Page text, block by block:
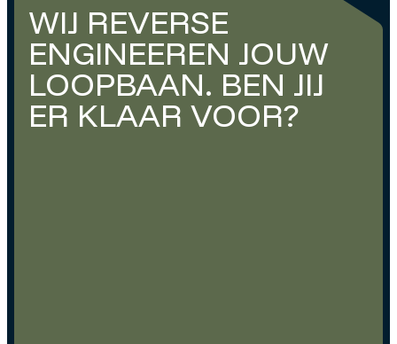
WIJ REVERSE
ENGINEEREN JOUW
LOOPBAAN. BEN JIJ
ER KLAAR VOOR?